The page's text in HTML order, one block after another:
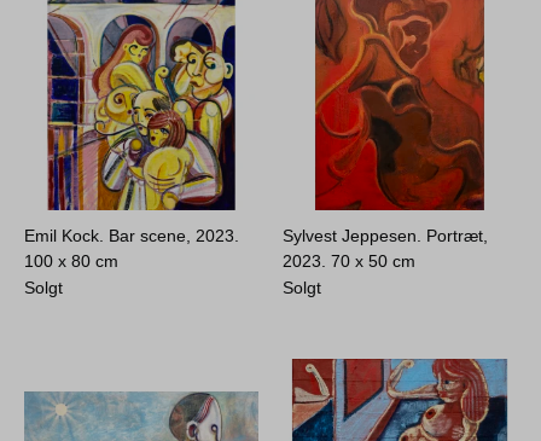
Emil Kock. Bar scene, 2023.
100 x 80 cm
Solgt
Sylvest Jeppesen. Portræt,
2023.70 x 50 cm
Solgt